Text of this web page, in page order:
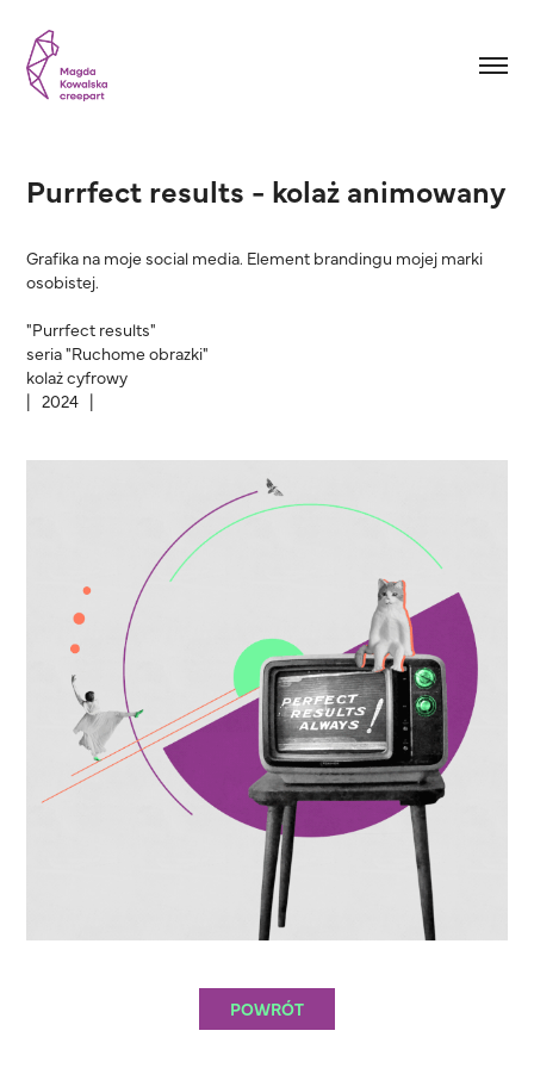
Purrfect results - kolaż animowany
Grafika na moje social media. Element brandingu mojej marki
osobistej.
"Purrfect results"
seria "Ruchome obrazki"
kolaż cyfrowy
| 2024 |
POWRÓT